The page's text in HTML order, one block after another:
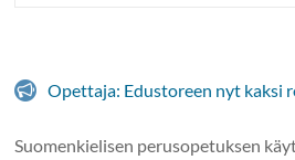
Opettaja: Edustoreen nyt kaksi
Suomenkielisen perusopetuksen